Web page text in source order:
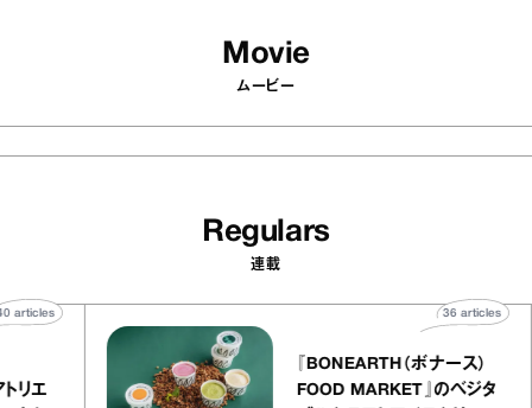
Movie
ムービー
Regulars
連載
ー アトリエ
40
『BONEARTH（ボナース
FOOD MARKET』のベ
36